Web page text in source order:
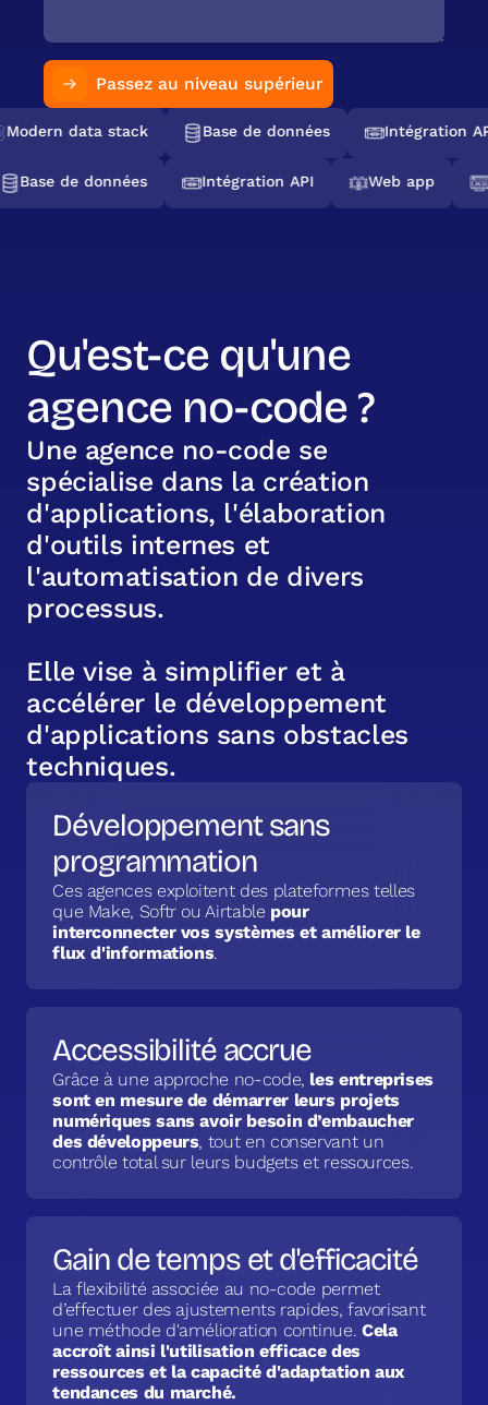
Passez au niveau supérieur
Modern data stack Base de données Intégration
Base de données Intégration API Web app
Qu'est-ce qu'une
agence no-code ?
Une agence no-code se
spécialise dans la création
d'applications, l'élaboration
d'outils internes et
l'automatisation de divers
processus.
Elle vise à simplifier et à
accélérer le développement
d'applications sans obstacles
techniques.
Développement sans
programmation
Ces agences exploitent des plateformes telles
que Make, Softr ou Airtable pour
interconnecter vos systèmes et améliorer le
flux d'informations.
Accessibilité accrue
Grâce à une approche no-code, les entreprises
sont en mesure de démarrer leurs projets
numériques sans avoir besoin d’embaucher
des développeurs, tout en conservant un
contrôle total sur leurs budgets et ressources.
Gain de temps et d'efficacité
La flexibilité associée au no-code permet
d’effectuer des ajustements rapides, favorisant
une méthode d'amélioration continue. Cela
accroît ainsi l'utilisation efficace des
ressources et la capacité d'adaptation aux
tendances du marché.